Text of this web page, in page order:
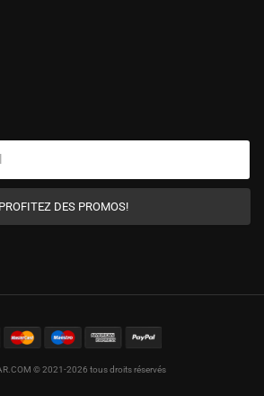
PROFITEZ DES PROMOS!
© 2021-2026 tous droits réservés